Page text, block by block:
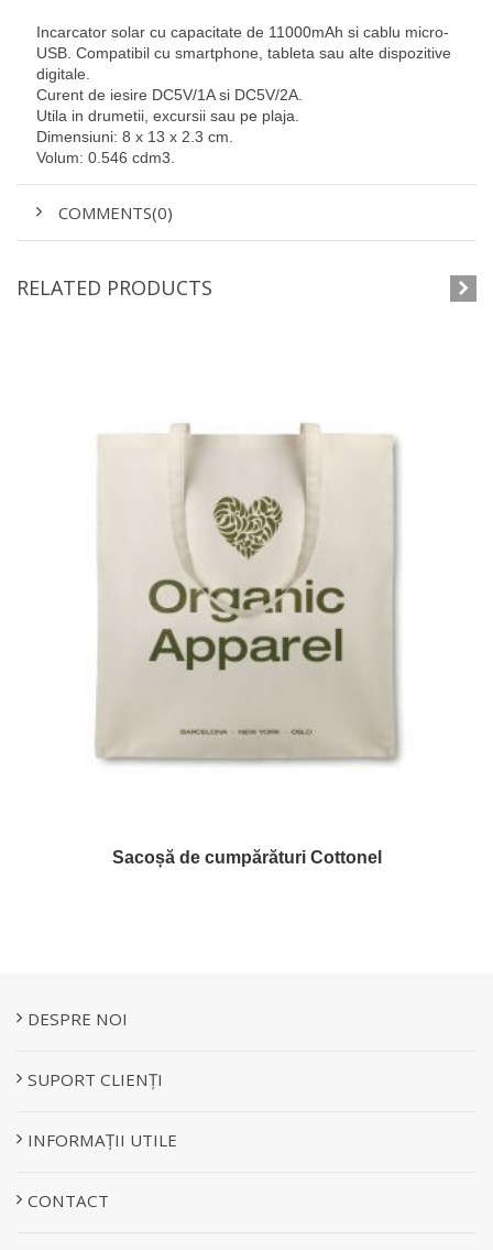
Incarcator solar cu capacitate de 11000mAh si cablu micro-
USB. Compatibil cu smartphone, tableta sau alte dispozitive
digitale.
Curent de iesire DC5V/1A si DC5V/2A.
Utila in drumetii, excursii sau pe plaja.
Dimensiuni: 8 x 13 x 2.3 cm.
Volum: 0.546 cdm3.
COMMENTS(0)
RELATED PRODUCTS
Sacoșă de cumpărături Cottonel
DESPRE NOI
SUPORT CLIENȚI
INFORMAȚII UTILE
CONTACT